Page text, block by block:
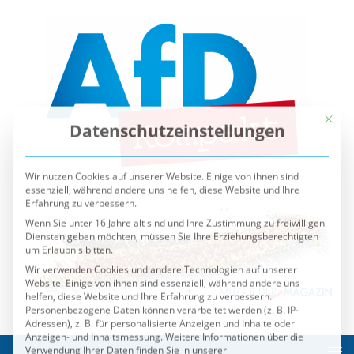
Datenschutzeinstellungen
Wir nutzen Cookies auf unserer Website. Einige von ihnen sind
essenziell, während andere uns helfen, diese Website und Ihre
Erfahrung zu verbessern.
Wenn Sie unter 16 Jahre alt sind und Ihre Zustimmung zu freiwilligen
Diensten geben möchten, müssen Sie Ihre Erziehungsberechtigten
um Erlaubnis bitten.
Wir verwenden Cookies und andere Technologien auf unserer
Website. Einige von ihnen sind essenziell, während andere uns
helfen, diese Website und Ihre Erfahrung zu verbessern.
Personenbezogene Daten können verarbeitet werden (z. B. IP-
Adressen), z. B. für personalisierte Anzeigen und Inhalte oder
Anzeigen- und Inhaltsmessung.Weitere Informationen über die
Verwendung Ihrer Daten finden Sie in unserer
Datenschutzerklärung.Sie können Ihre Auswahl jederzeit unter
Einstellungenwiderrufen oder anpassen.
Es folgt eine Liste der Service-Gruppen, für die eine
Essenziell
Externe Medien